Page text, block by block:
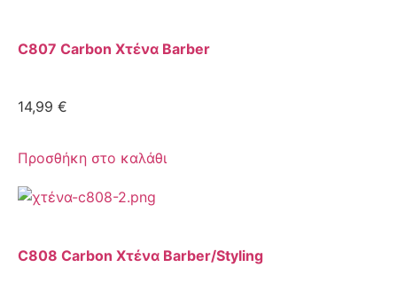
C807 Carbon Χτένα Barber
14,99 €
Προσθήκη στο καλάθι
C808 Carbon Χτένα Barber/Styling